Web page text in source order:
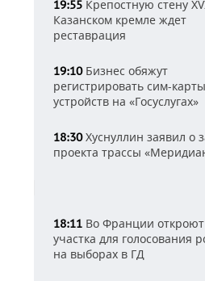
19:55 Крепостную стену
Казанском кремле ждет
реставрация
19:10Бизнес обяжут
регистрировать сим-
устройств на «Госуслугах»
18:30Хуснуллин заявил о
проекта трассы
18:11 Во Франции
участка для голосования
на выборах в ГД